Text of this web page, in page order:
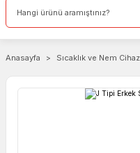
Anasayfa Sıcaklık ve Nem